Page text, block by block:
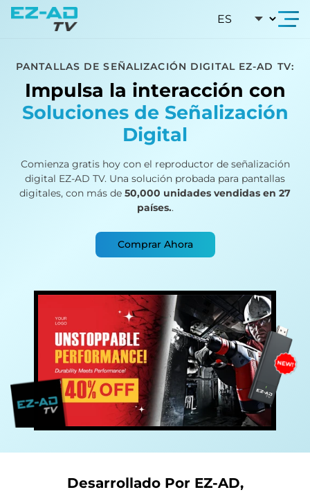
PANTALLAS DE SEÑALIZACIÓN DIGITAL EZ-AD TV:
Impulsa la interacción con
Soluciones de Señalización
Digital
Comienza gratis hoy con el reproductor de señalización
digital EZ-AD TV. Una solución probada para pantallas
digitales, con más de 50,000 unidades vendidas en 27
países..
Comprar Ahora
Carrusel visual con siete plantillas de
Desarrollado Por EZ-AD,